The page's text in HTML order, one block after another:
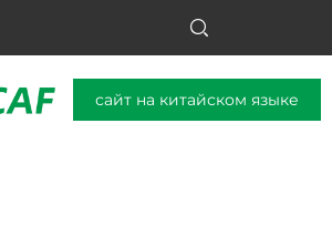
сайт на китайском языке